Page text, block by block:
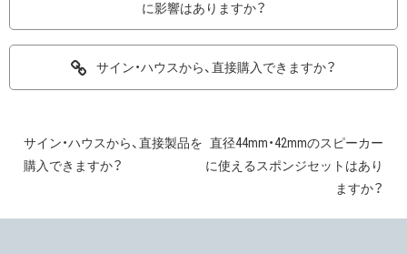
に影響はありますか？
サイン・ハウスから、直接購入できますか？
投
ナ
サイン・ハウスから、直接製品を
購入できますか？
直径44mm・42mmのスピーカー
に使えるスポンジセットはあり
ますか？